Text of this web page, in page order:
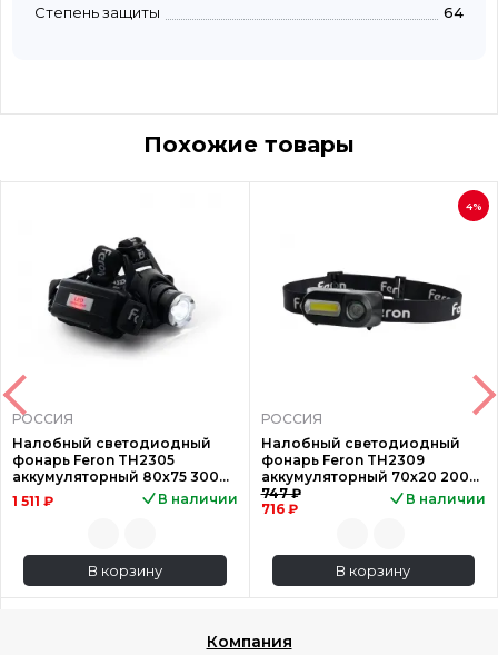
Степень защиты 64
Похожие товары
РОССИЯ
Налобный светодиодный
фонарь Feron TH2305
аккумуляторный 80х75 300
лм 41709
1 511 ₽ В наличии
В корзину
4%
РОССИЯ
Налобный светодиодный
фонарь Feron TH2309
аккумуляторный 70х20 200
лм 41713
747 ₽
716 ₽
В наличии
В корзину
Компания